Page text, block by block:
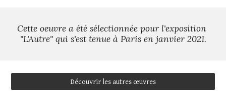
Cette oeuvre a été sélectionnée pour l'exposition
"L'Autre" qui s'est tenue à Paris en janvier 2021.
Découvrir les autres œuvres